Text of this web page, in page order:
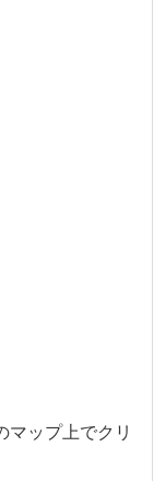
ップ上でクリ